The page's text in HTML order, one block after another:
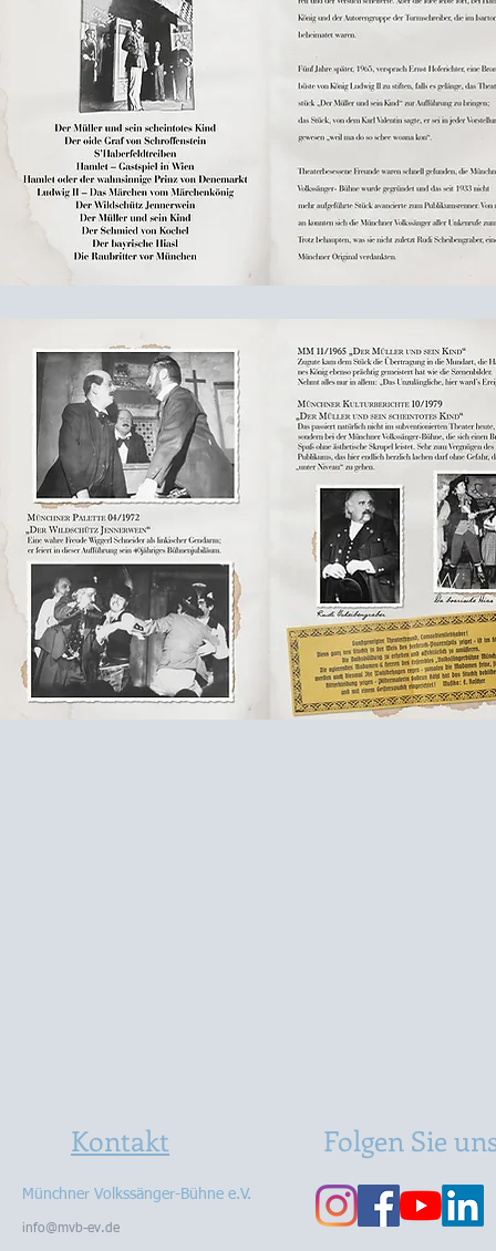
Kontakt
Münchner Volkssänger-Bühne e.V.
info@mvb-ev.de
Folgen Sie